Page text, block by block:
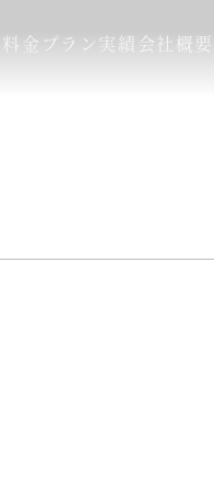
料金プラン実績 会社概要